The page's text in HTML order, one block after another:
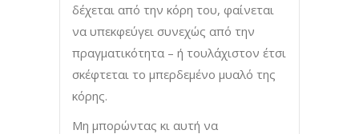
δέχεται από την κόρη του, φαίνεται
να υπεκφεύγει συνεχώς από την
πραγματικότητα – ή τουλάχιστον έτσι
σκέφτεται το μπερδεμένο μυαλό της
κόρης.
Μη μπορώντας κι αυτή να